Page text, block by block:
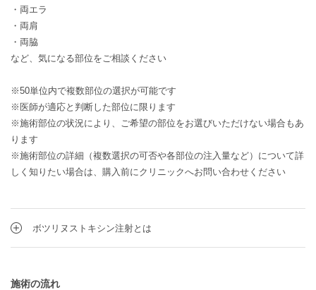
・両エラ
・両肩
・両脇
など、気になる部位をご相談ください
※50単位内で複数部位の選択が可能です
※医師が適応と判断した部位に限ります
※施術部位の状況により、ご希望の部位をお選びいただけない場合もあ
ります
※施術部位の詳細（複数選択の可否や各部位の注入量など）について詳
しく知りたい場合は、購入前にクリニックへお問い合わせください
ボツリヌストキシン注射とは
施術の流れ